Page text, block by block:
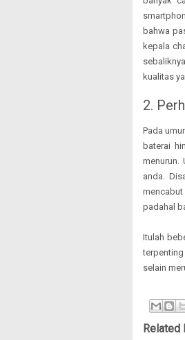
bahwa
kepala
kualitas
2.
Pada
baterai
menurun.
anda.
padahal
Itulah
selain
Related